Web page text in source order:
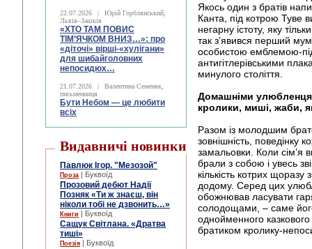
22.07.2026 |
Юрій Горблянський,
Львів–Зашків
«ХТО ТАМ ПОВИС
ТІМ’ЯЧКОМ ВНИЗ…»: про
«діточі» вірші-«хулігани»
для шибайголовних
непосидюх…
21.07.2026 |
Валентина Семеняк,
письменниця
Бути Небом ― це любити
всіх
Видавничі новинки
Павлюк Ігор. "Мезозой"
Проза | Буквоїд
Прозовий дебют Надії
Позняк «Ти ж знаєш, він
ніколи тобі не дзвонить…»
Книги | Буквоїд
Сащук Світлана. «Дратва
тиші»
Поезія | Буквоїд
Якось один з братів
Канта, під котрою Туве
негарну істоту, яку
так з’явився перший
особистою емблемою-
антигітлерівськими
минулого століття.
Домашніми
кролики, миші, жаби,
Разом із молодшим
зовнішність, поведінку
замальовки. Коли сім’я
брали з собою і увесь
кількість котрих
додому. Серед цих
обожнював ласувати
солодощами, – саме
однойменного
братиком кролику-